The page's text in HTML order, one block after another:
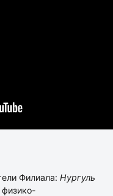
Филиала: Нургуль
физико-